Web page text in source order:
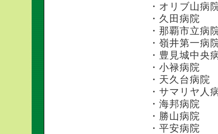
・オリブ山病
・久田病院
・那覇市立病
・嶺井第一病
・豊見城中央
・小禄病院
・天久台病院
・サマリヤ人
・海邦病院
・勝山病院
・平安病院